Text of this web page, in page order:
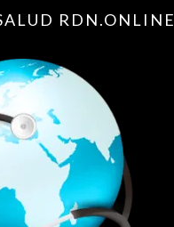
RDN.ONLINE